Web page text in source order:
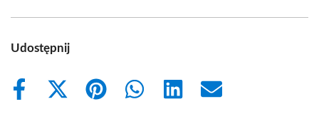
Udostępnij
Share
Share
Share
Share
Share
Share